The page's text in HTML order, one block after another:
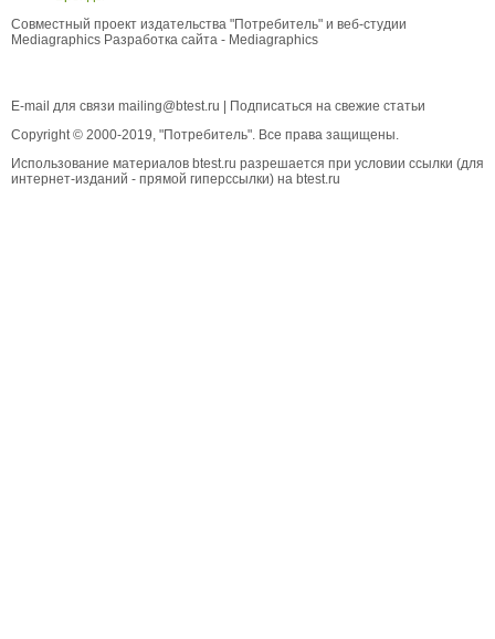
Совместный проект издательства "Потребитель" и веб-студии
Mediagraphics Разработка сайта - Mediagraphics
E-mail для связи mailing@btest.ru | Подписаться на свежие статьи
Copyright © 2000-2019, "Потребитель". Все права защищены.
Использование материалов btest.ru разрешается при условии ссылки (для
интернет-изданий - прямой гиперссылки) на btest.ru